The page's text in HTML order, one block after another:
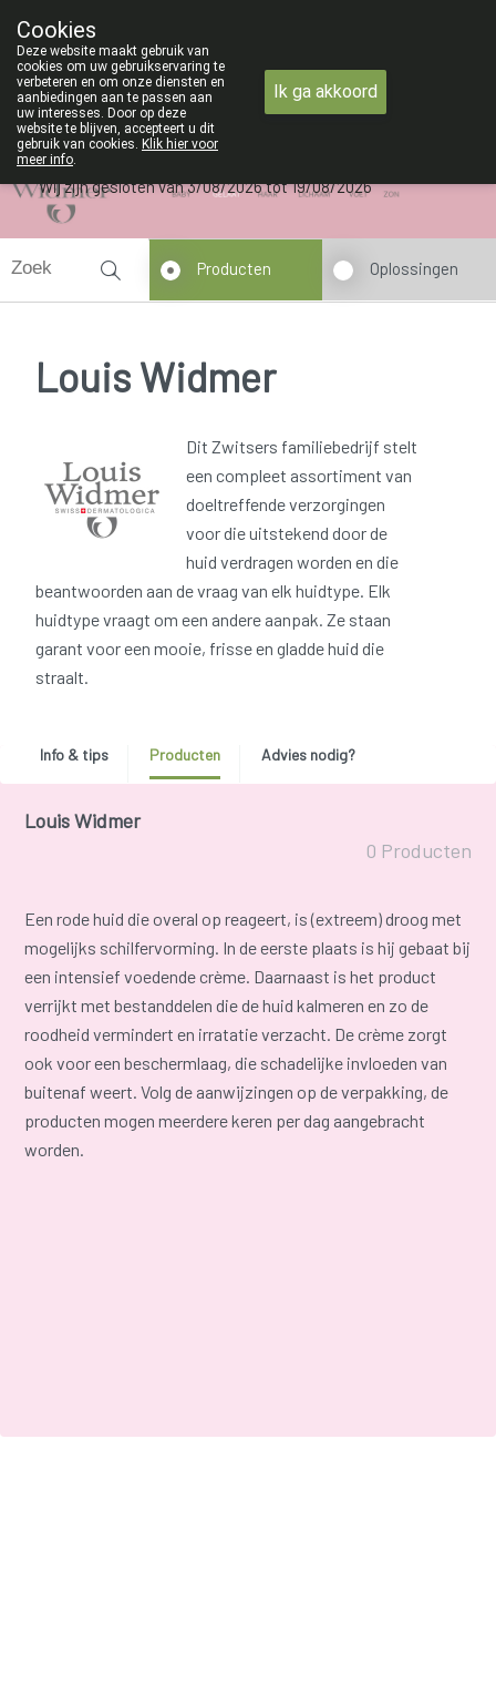
09 228 32 36
Wij zijn gesloten van 3/08/2026 tot 19/08/2026
Producten Oplossingen
Louis Widmer
Dit Zwitsers familiebedrijf stelt
een compleet assortiment van
doeltreffende verzorgingen
voor die uitstekend door de
huid verdragen worden en die
beantwoorden aan de vraag van elk huidtype. Elk
huidtype vraagt om een andere aanpak. Ze staan
garant voor een mooie, frisse en gladde huid die
straalt.
Info & tips Producten Advies nodig?
Louis Widmer
0 Producten
Een rode huid die overal op reageert, is (extreem) droog met
mogelijks schilfervorming. In de eerste plaats is hij gebaat bij
een intensief voedende crème. Daarnaast is het product
verrijkt met bestanddelen die de huid kalmeren en zo de
roodheid vermindert en irratatie verzacht. De crème zorgt
ook voor een beschermlaag, die schadelijke invloeden van
buitenaf weert. Volg de aanwijzingen op de verpakking, de
producten mogen meerdere keren per dag aangebracht
worden.
Cookies
Deze website maakt gebruik van
cookies om uw gebruikservaring te
verbeteren en om onze diensten en
aanbiedingen aan te passen aan
uw interesses. Door op deze
website te blijven, accepteert u dit
gebruik van cookies. Klik hier voor
meer info.
Ik ga akkoord